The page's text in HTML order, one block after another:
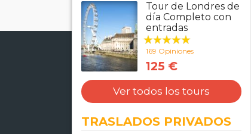
Tour de Londres de
día Completo con
entradas
169 Opiniones
125 €
Ver todos los tours
TRASLADOS PRIVADOS
Métodos de pago
Pago seguro